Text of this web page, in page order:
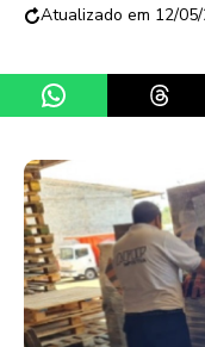
12/
Share on